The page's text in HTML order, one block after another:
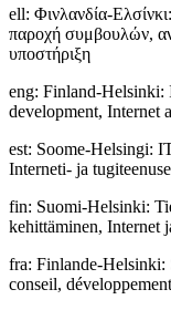
ell: Φινλανδία-
παροχή συμβουλών,
υποστήριξη
eng: Finland-Helsinki:
development, Internet
est: Soome-Helsingi:
Interneti- ja
fin: Suomi-Helsinki:
kehittäminen, Internet
fra: Finlande-Helsinki:
conseil,